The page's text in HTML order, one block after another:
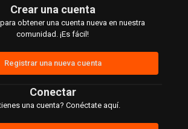
solo para miembros, por favor
Conectar O Registrar
Crear una cuenta
obtener una cuenta nueva en nuestra
comunidad. ¡Es fácil!
Registrar una nueva cuenta
Conectar
una cuenta? Conéctate aquí.